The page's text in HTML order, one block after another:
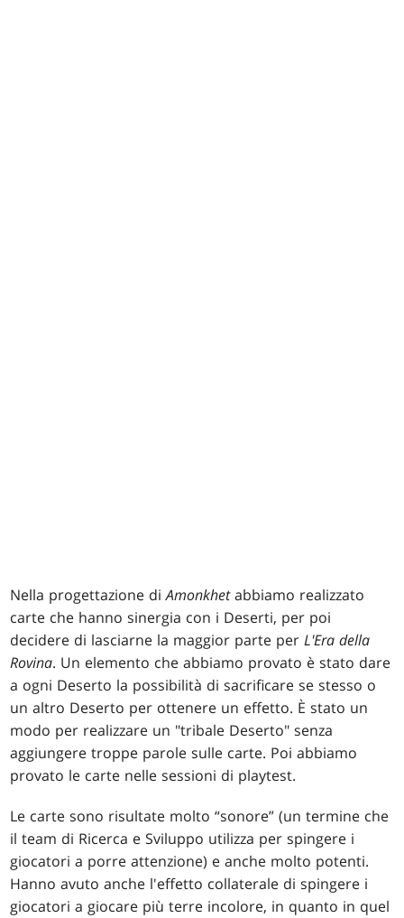
Nella progettazione diAmonkhetabbiamo realizzato
carte che hanno sinergia con i Deserti, per poi
decidere di lasciarne la maggior parte perL'Era della
Rovina. Un elemento che abbiamo provato è stato dare
a ogni Deserto la possibilità di sacrificare se stesso o
un altro Deserto per ottenere un effetto. È stato un
modo per realizzare un "tribale Deserto" senza
aggiungere troppe parole sulle carte. Poi abbiamo
provato le carte nelle sessioni di playtest.
Le carte sono risultate molto “sonore” (un termine che
il team di Ricerca e Sviluppo utilizza per spingere i
giocatori a porre attenzione) e anche molto potenti.
Hanno avuto anche l'effetto collaterale di spingere i
giocatori a giocare più terre incolore, in quanto in quel